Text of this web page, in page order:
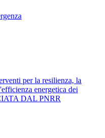
per la resilienza, la
energetica dei
DAL PNRR